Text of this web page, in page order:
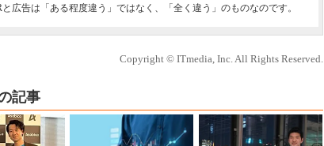
広告は「ある程度違う」ではなく、「全く違う」のものなのです。
Copyright © ITmedia, Inc. All Rights Reserved.
記事